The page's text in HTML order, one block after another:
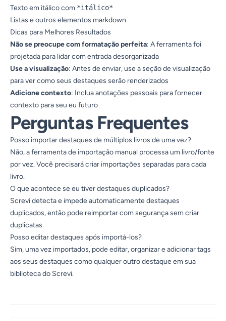
Texto em itálicocom *itálico*
Listas e outros elementos markdown
Dicas para Melhores Resultados
Não se preocupe com formatação perfeita: A ferramenta foi
projetada para lidar com entrada desorganizada
Use a visualização: Antes de enviar, use a seção de visualização
para ver como seus destaques serão renderizados
Adicione contexto: Inclua anotações pessoais para fornecer
contexto para seu eu futuro
Perguntas Frequentes
Posso importar destaques de múltiplos livros de uma vez?
Não, a ferramenta de importação manual processa um livro/fonte
por vez. Você precisará criar importações separadas para cada
livro.
O que acontece se eu tiver destaques duplicados?
Screvi detecta e impede automaticamente destaques
duplicados, então pode reimportar com segurança sem criar
duplicatas.
Posso editar destaques após importá-los?
Sim, uma vez importados, pode editar, organizar e adicionar tags
aos seus destaques como qualquer outro destaque em sua
biblioteca do Screvi.